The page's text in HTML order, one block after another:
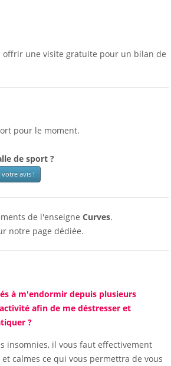
offrir une visite gratuite pour un bilan de
pour le moment.
de sport ?
avis !
de l'enseigne Curves.
notre page dédiée.
à m'endormir depuis plusieurs
afin de me déstresser et
?
insomnies, il vous faut effectivement
calmes ce qui vous permettra de vous